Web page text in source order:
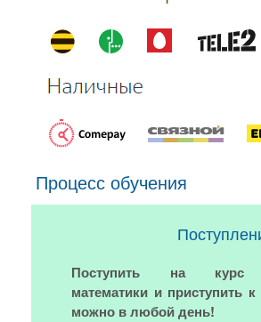
Процесс обучения
Поступить на курс
математики и приступить
можно в любой день!